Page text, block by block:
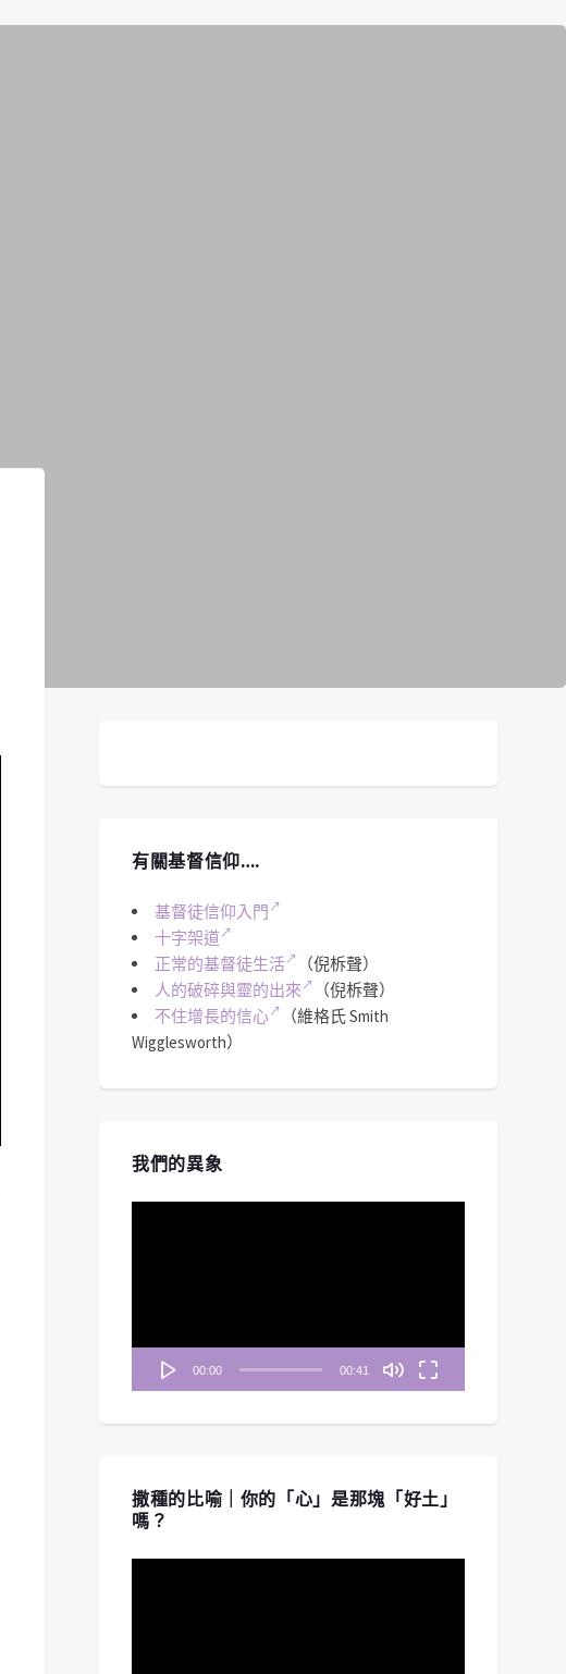
有關基督信仰….
基督徒信仰入門
十字架道
正常的基督徒生活
（倪柝聲）
人的破碎與靈的出來
（倪柝聲）
不住增長的信心
（維格氏 Smith
Wigglesworth）
我們的異象
00:00 00:41
撒種的比喻｜你的「心」是那塊「好土」
嗎？